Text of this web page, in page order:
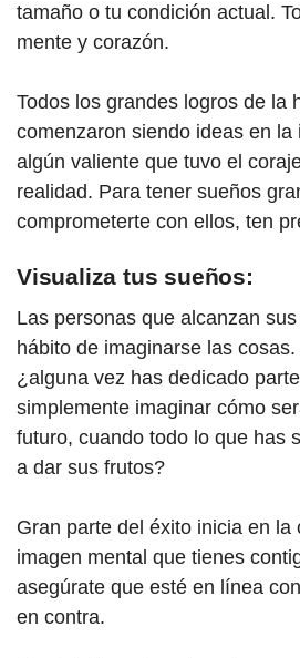
tamaño o tu condición actual.
mente y corazón.
Todos los grandes logros de la
comenzaron siendo ideas en la
algún valiente que tuvo el
realidad. Para tener sueños
comprometerte con ellos, ten
Visualiza tus sueños:
Las personas que alcanzan
hábito de imaginarse las
¿alguna vez has dedicado
simplemente imaginar cómo
futuro, cuando todo lo que has
a dar sus frutos?
Gran parte del éxito inicia en la
imagen mental que tienes
asegúrate que esté en línea
en contra.